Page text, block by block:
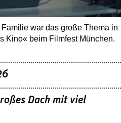
war das große Thema in
Kino« beim Filmfest München.
Dach mit viel